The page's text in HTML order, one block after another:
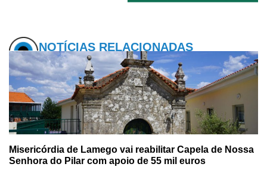
NOTÍCIAS RELACIONADAS
Misericórdia de Lamego vai reabilitar Capela de Nossa
Senhora do Pilar com apoio de 55 mil euros